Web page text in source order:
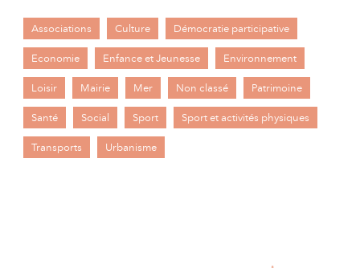
Associations Culture Démocratie participative
Economie Enfance et Jeunesse Environnement
Loisir Mairie Mer Non classé Patrimoine
Santé Social Sport Sport et activités physiques
Transports Urbanisme